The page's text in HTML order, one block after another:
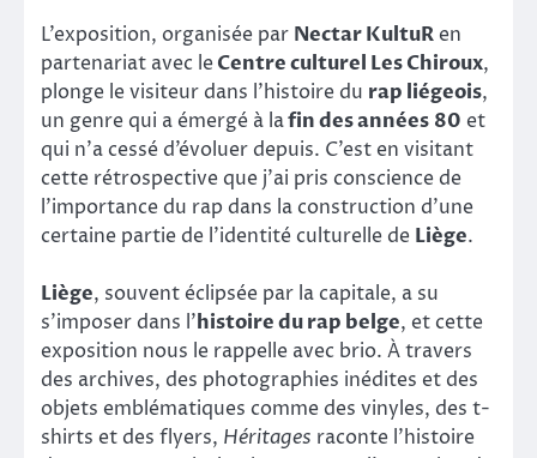
L’exposition, organisée par Nectar KultuR en
partenariat avec leCentre culturel Les Chiroux,
plonge le visiteur dans l’histoire du rap liégeois,
un genre qui a émergé à lafin des années 80 et
qui n’a cessé d’évoluer depuis. C’est en visitant
cette rétrospective que j’ai pris conscience de
l’importance du rap dans la construction d’une
certaine partie de l’identité culturelle de Liège.
Liège, souvent éclipsée par la capitale, a su
s’imposer dans l’histoire du rap belge, et cette
exposition nous le rappelle avec brio. À travers
des archives, des photographies inédites et des
objets emblématiques comme des vinyles, des t-
shirts et des flyers, Héritages raconte l’histoire